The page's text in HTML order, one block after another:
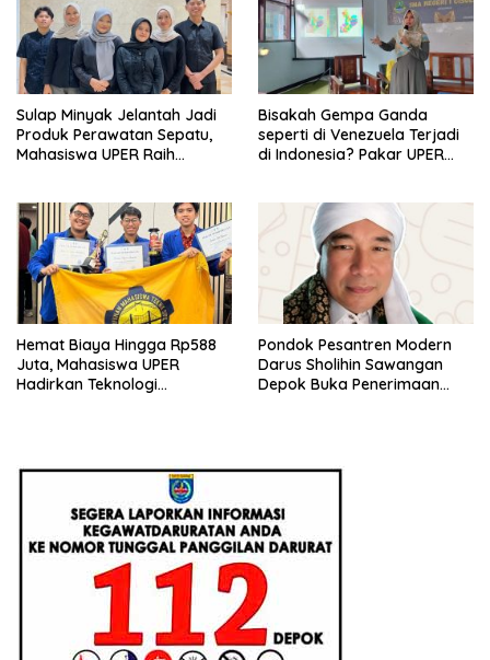
Sulap Minyak Jelantah Jadi
Produk Perawatan Sepatu,
Mahasiswa UPER Raih
Bisakah Gempa Ganda
seperti di Venezuela Terjadi
di Indonesia? Pakar UPER
Hemat Biaya Hingga Rp588
Juta, Mahasiswa UPER
Hadirkan Teknologi
Pondok Pesantren Modern
Darus Sholihin Sawangan
Depok Buka Penerimaan